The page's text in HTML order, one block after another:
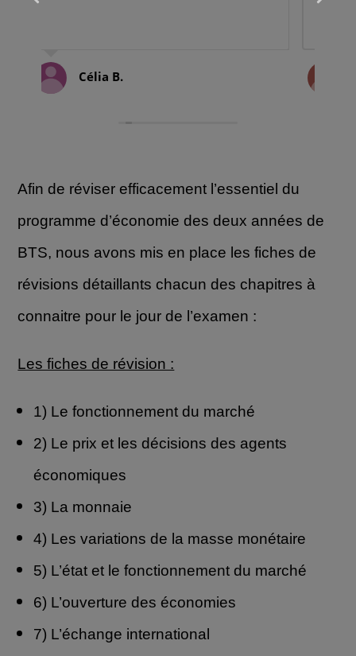
Lucas T.
Afin de réviser efficacement l’essentiel du
programme d’économie des deux années de
BTS, nous avons mis en place les fiches de
révisions détaillants chacun des chapitres à
connaitre pour le jour de l’examen :
Les fiches de révision :
1) Le fonctionnement du marché
2) Le prix et les décisions des agents
économiques
3) La monnaie
4) Les variations de la masse monétaire
5) L’état et le fonctionnement du marché
6) L’ouverture des économies
7) L’échange international